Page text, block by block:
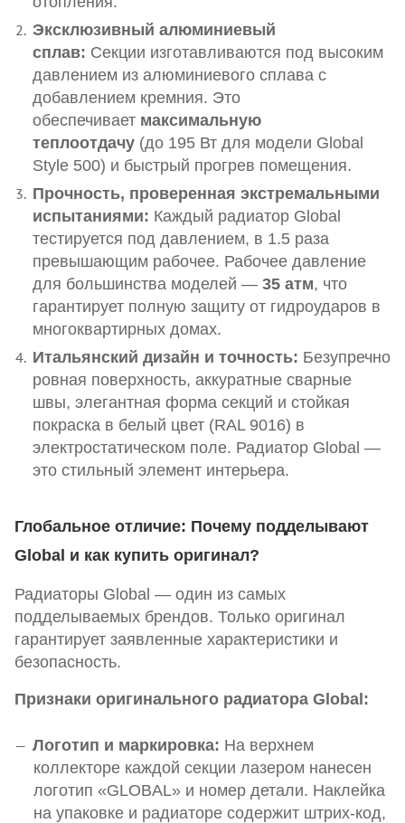
Эксклюзивный алюминиевый
сплав: Секции изготавливаются под высоким
давлением из алюминиевого сплава с
добавлением кремния. Это
обеспечивает максимальную
теплоотдачу (до 195 Вт для модели Global
Style 500) и быстрый прогрев помещения.
Прочность, проверенная экстремальными
испытаниями: Каждый радиатор Global
тестируется под давлением, в 1.5 раза
превышающим рабочее. Рабочее давление
для большинства моделей — 35 атм, что
гарантирует полную защиту от гидроударов в
многоквартирных домах.
Итальянский дизайн и точность: Безупречно
ровная поверхность, аккуратные сварные
швы, элегантная форма секций и стойкая
покраска в белый цвет (RAL 9016) в
электростатическом поле. Радиатор Global —
это стильный элемент интерьера.
Глобальное отличие: Почему подделывают
Global и как купить оригинал?
Радиаторы Global — один из самых
подделываемых брендов. Только оригинал
гарантирует заявленные характеристики и
безопасность.
Признаки оригинального радиатора Global:
Логотип и маркировка: На верхнем
коллекторе каждой секции лазером нанесен
логотип «GLOBAL» и номер детали. Наклейка
на упаковке и радиаторе содержит штрих-код,